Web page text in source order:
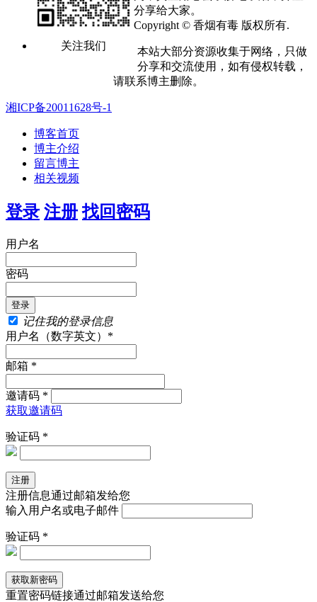
关注我们
分享给大家。
Copyright © 香烟有毒 版权所有.
本站大部分资源收集于网络，只做
分享和交流使用，如有侵权转载，
请联系博主删除。
湘ICP备20011628号-1
博客首页
博主介绍
留言博主
相关视频
登录 注册 找回密码
用户名
密码
记住我的登录信息
用户名（数字英文）*
邮箱 *
邀请码 *
获取邀请码
验证码 *
注册信息通过邮箱发给您
输入用户名或电子邮件
验证码 *
重置密码链接通过邮箱发送给您